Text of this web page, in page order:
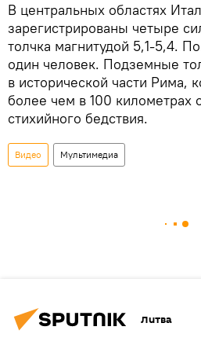
В центральных областях
зарегистрированы четыре
толчка магнитудой 5,1-5,4.
один человек. Подземные
в исторической части Рима,
более чем в 100 километрах
стихийного бедствия.
Видео Мультимедиа
Литва